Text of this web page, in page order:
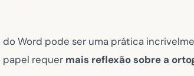
Word pode ser uma prática
papel requer mais reflexão sobre a